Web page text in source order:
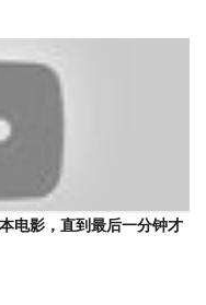
电影，直到最后一分钟才